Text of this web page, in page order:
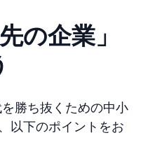
の企業」
勝ち抜くための中小
以下のポイントをお